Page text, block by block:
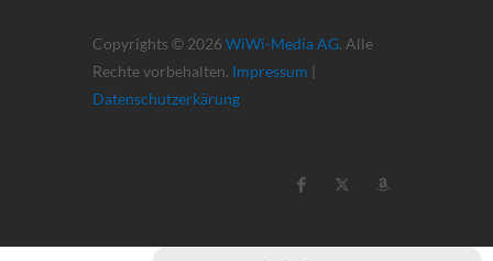
Copyrights © 2026 WiWi-Media AG. Alle
Rechte vorbehalten. Impressum |
Datenschutzerkärung